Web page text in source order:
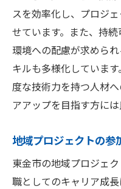
スを効率化し、プロジ
せています。また、持続
環境への配慮が求めら
キルも多様化していま
度な技術力を持つ人材
アアップを目指す方には
地域プロジェクトの参
東金市の地域プロジェ
職としてのキャリア成